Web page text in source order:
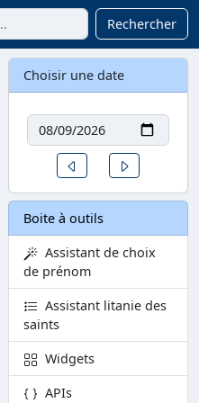
Rechercher
Choisir une date
Date
Un jour avant
Boite à outils
Assistant de choix
de prénom
Assistant litanie des
saints
Widgets
APIs